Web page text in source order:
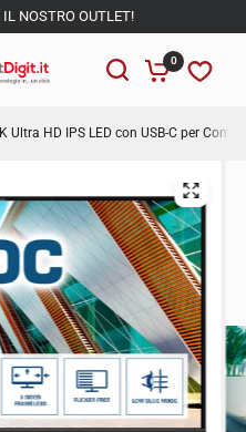
NOSTRO OUTLET!
0
Ultra HD IPS LED con USB-C per